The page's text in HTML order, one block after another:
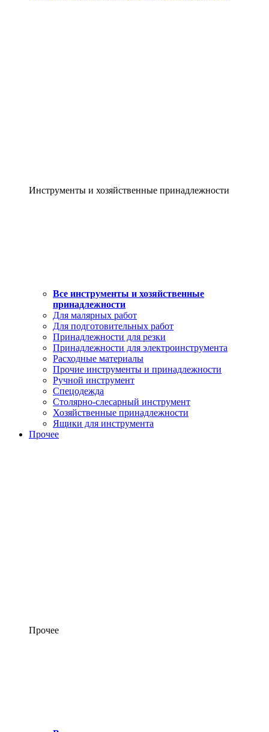
Инструменты и хозяйственные принадлежности
Все инструменты и хозяйственные
принадлежности
Для малярных работ
Для подготовительных работ
Принадлежности для резки
Принадлежности для электроинструмента
Расходные материалы
Прочие инструменты и принадлежности
Ручной инструмент
Спецодежда
Столярно-слесарный инструмент
Хозяйственные принадлежности
Ящики для инструмента
Прочее
Прочее